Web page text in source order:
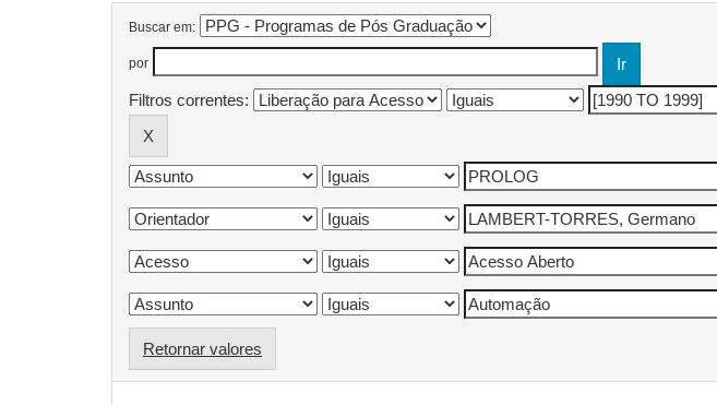
Buscar em:
por
Filtros correntes:
Retornar valores